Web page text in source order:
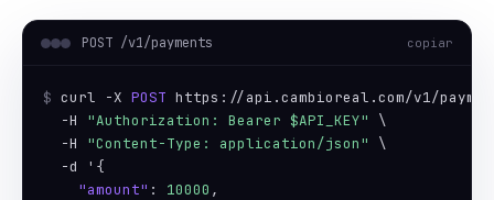
POST /v1/payments copiar
$ curl -X POST https://api.cambioreal.com/v1/
  -H
"Authorization: Bearer $API_KEY"
\
  -H
"Content-Type: application/json"
\
  -d '{
"amount" : 10000 ,